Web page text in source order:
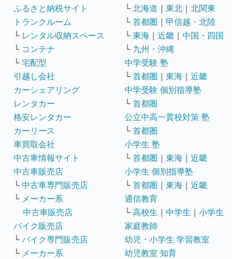
ふるさと納税サイト
トランクルーム
└ レンタル収納スペース
└ コンテナ
└ 宅配型
引越し会社
カーシェアリング
レンタカー
格安レンタカー
カーリース
車買取会社
中古車情報サイト
中古車販売店
└ 中古車専門販売店
└ メーカー系
中古車販売店
バイク販売店
└ バイク専門販売店
└ メーカー系
└ 北海道 ｜ 東北 ｜ 北関東
└ 首都圏 ｜ 甲信越・北陸
└ 東海 ｜ 近畿 ｜ 中国・四国
└ 九州・沖縄
中学受験 塾
└ 首都圏 ｜ 東海 ｜ 近畿
中学受験 個別指導塾
└ 首都圏
公立中高一貫校対策 塾
└ 首都圏
小学生 塾
└ 首都圏 ｜ 東海 ｜ 近畿
小学生 個別指導塾
└ 首都圏 ｜ 東海 ｜ 近畿
通信教育
└ 高校生 ｜ 中学生 ｜ 小学生
家庭教師
幼児・小学生 学習教室
幼児教室 知育